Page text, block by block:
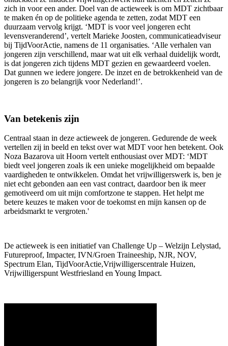
zich in voor een ander. Doel van de actieweek is om MDT zichtbaar
te maken én op de politieke agenda te zetten, zodat MDT een
duurzaam vervolg krijgt. ‘MDT is voor veel jongeren echt
levensveranderend’, vertelt Marieke Joosten, communicatieadviseur
bij TijdVoorActie, namens de 11 organisaties. ‘Alle verhalen van
jongeren zijn verschillend, maar wat uit elk verhaal duidelijk wordt,
is dat jongeren zich tijdens MDT gezien en gewaardeerd voelen.
Dat gunnen we iedere jongere. De inzet en de betrokkenheid van de
jongeren is zo belangrijk voor Nederland!’.
Van betekenis zijn
Centraal staan in deze actieweek de jongeren. Gedurende de week
vertellen zij in beeld en tekst over wat MDT voor hen betekent. Ook
Noza Bazarova uit Hoorn vertelt enthousiast over MDT: ‘MDT
biedt veel jongeren zoals ik een unieke mogelijkheid om bepaalde
vaardigheden te ontwikkelen. Omdat het vrijwilligerswerk is, ben je
niet echt gebonden aan een vast contract, daardoor ben ik meer
gemotiveerd om uit mijn comfortzone te stappen. Het helpt me
betere keuzes te maken voor de toekomst en mijn kansen op de
arbeidsmarkt te vergroten.'
De actieweek is een initiatief van Challenge Up – Welzijn Lelystad,
Futureproof, Impacter, IVN/Groen Traineeship, NJR, NOV,
Spectrum Elan, TijdVoorActie,Vrijwilligerscentrale Huizen,
Vrijwilligerspunt Westfriesland en Young Impact.